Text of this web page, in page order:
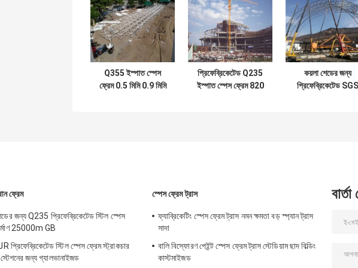
Q355 ইস্পাত স্পেস
ফ্রেম 0.5 মিমি 0.9 মিমি
প্রিফেব্রিকেটেড Q235
ইস্পাত স্পেস ফ্রেম 820
কয়লা শেডের জন্য
প্রিফেব্রিকেটেড SGS
ফ্রেম
জন্য Q235 প্রিফেব্রিকেটেড স্টিল স্পেস
25000m GB
প্রিফেব্রিকেটেড স্টিল স্পেস ফ্রেম স্ট্রাকচার
জন্য গ্যালভানাইজড
স্পেস ফ্রেম ট্রাস
ফ্যাব্রিকেটিং স্পেস ফ্রেম ট্রাস নমন ক্ষমতা বড় স্প্যান ট্রাস
সাদা
বালি বিস্ফোরণ পেইন্ট স্পেস ফ্রেম ট্রাস স্টেডিয়াম ছাদ বিল্ডিং
কাস্টমাইজড
বার্তা